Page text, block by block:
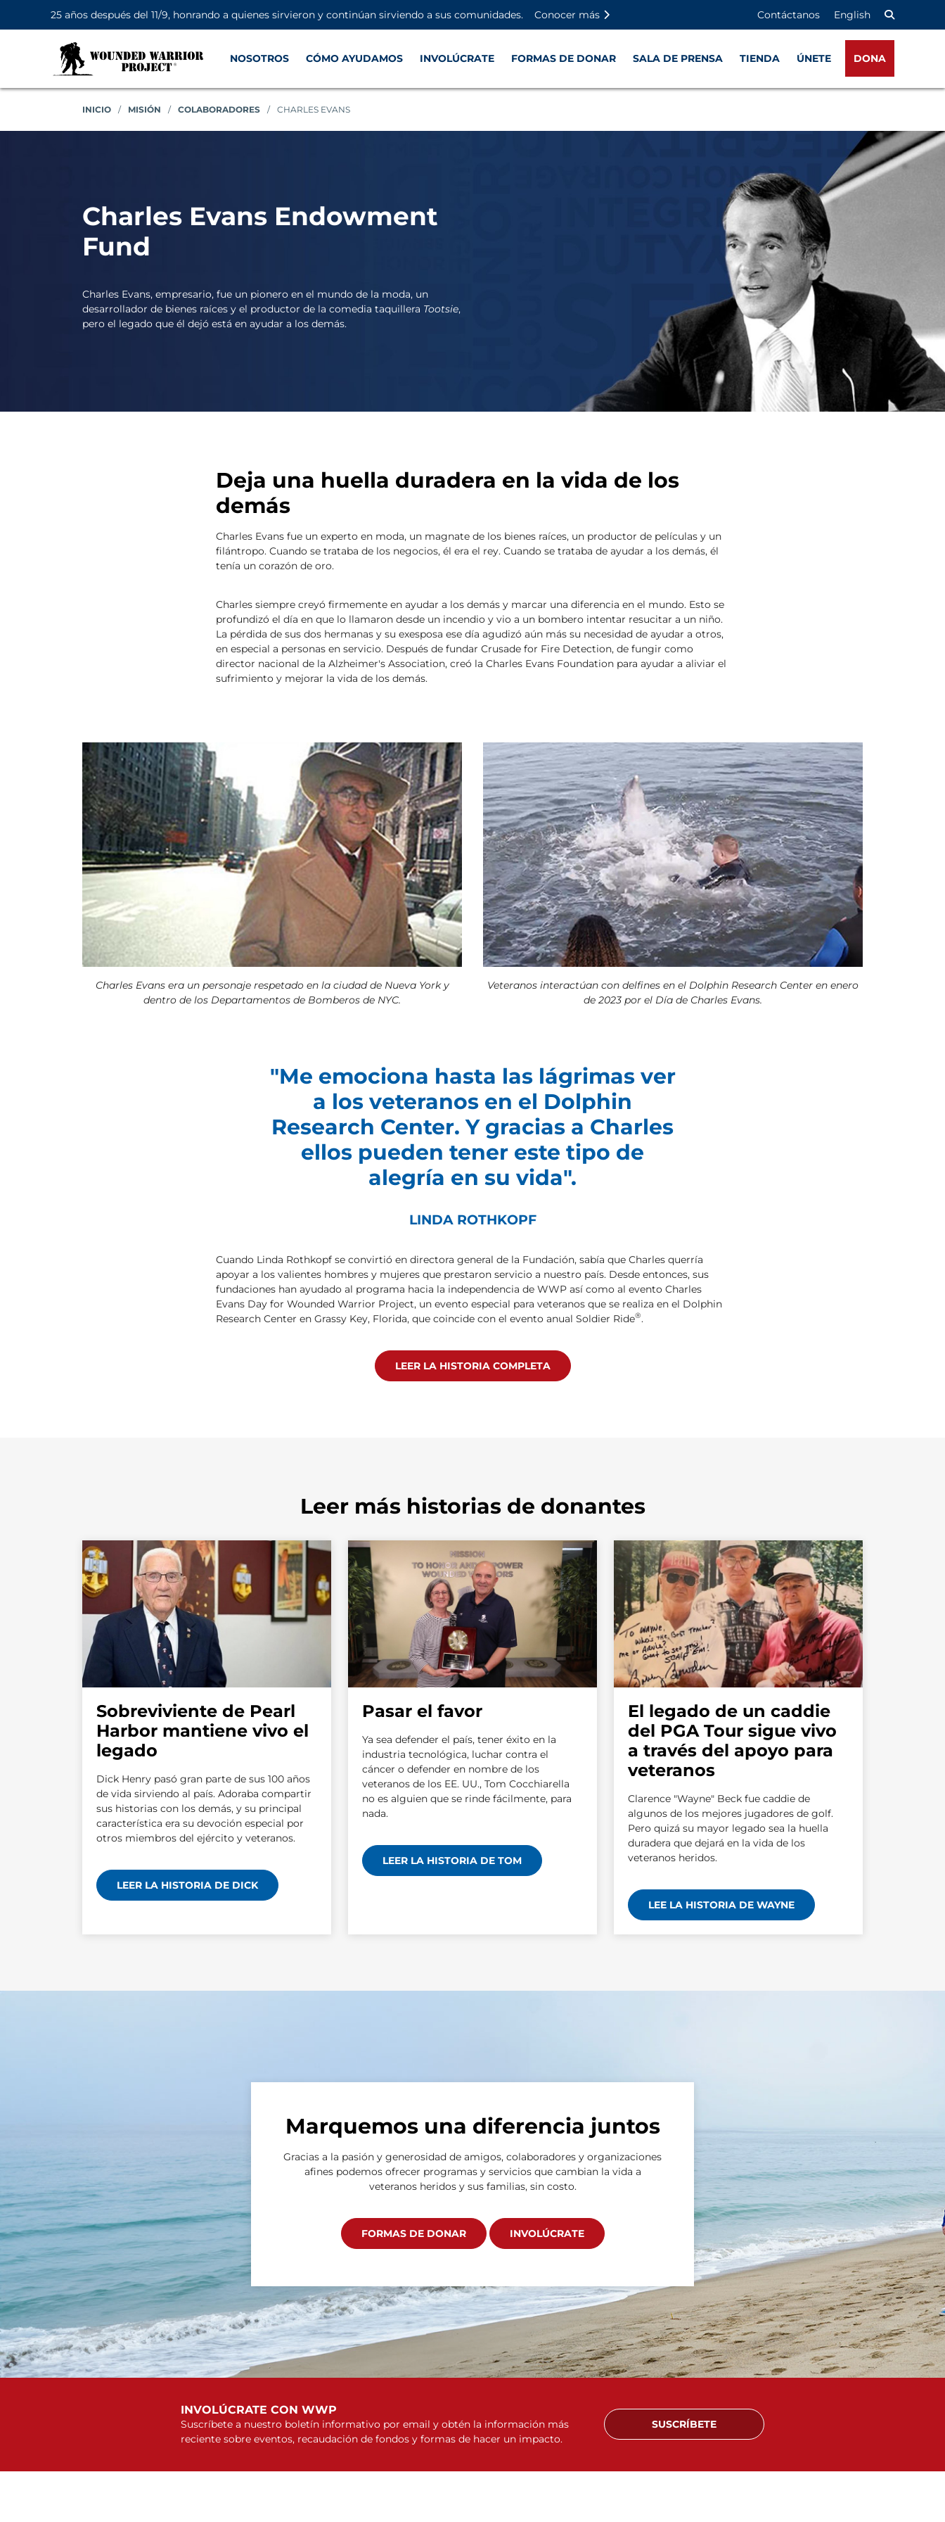
25 años después del 11/9, honrando a quienes sirvieron y continúan sirviendo a sus comunidades.
Conocer más Contáctanos English
NOSOTROS CÓMO AYUDAMOS INVOLÚCRATE FORMAS DE DONAR SALA DE PRENSA TIENDA ÚNETE DONA
INICIO / MISIÓN / COLABORADORES / CHARLES EVANS
Charles Evans Endowment
Fund
Charles Evans, empresario, fue un pionero en el mundo de la moda, un
desarrollador de bienes raíces y el productor de la comedia taquillera Tootsie,
pero el legado que él dejó está en ayudar a los demás.
Deja una huella duradera en la vida de los
demás
Charles Evans fue un experto en moda, un magnate de los bienes raíces, un productor de películas y un
filántropo. Cuando se trataba de los negocios, él era el rey. Cuando se trataba de ayudar a los demás, él
tenía un corazón de oro.
Charles siempre creyó firmemente en ayudar a los demás y marcar una diferencia en el mundo. Esto se
profundizó el día en que lo llamaron desde un incendio y vio a un bombero intentar resucitar a un niño.
La pérdida de sus dos hermanas y su exesposa ese día agudizó aún más su necesidad de ayudar a otros,
en especial a personas en servicio. Después de fundar Crusade for Fire Detection, de fungir como
director nacional de la Alzheimer's Association, creó la Charles Evans Foundation para ayudar a aliviar el
sufrimiento y mejorar la vida de los demás.
Charles Evans era un personaje respetado en la ciudad de Nueva York y
dentro de los Departamentos de Bomberos de NYC.
Veteranos interactúan con delfines en el Dolphin Research Center en enero
de 2023 por el Día de Charles Evans.
"Me emociona hasta las lágrimas ver
a los veteranos en el Dolphin
Research Center. Y gracias a Charles
ellos pueden tener este tipo de
alegría en su vida".
LINDA ROTHKOPF
Cuando Linda Rothkopf se convirtió en directora general de la Fundación, sabía que Charles querría
apoyar a los valientes hombres y mujeres que prestaron servicio a nuestro país. Desde entonces, sus
fundaciones han ayudado al programa hacia la independencia de WWP así como al evento Charles
Evans Day for Wounded Warrior Project, un evento especial para veteranos que se realiza en el Dolphin
Research Center en Grassy Key, Florida, que coincide con el evento anual Soldier Ride®.
LEER LA HISTORIA COMPLETA
Leer más historias de donantes
Sobreviviente de Pearl
Harbor mantiene vivo el
legado
Dick Henry pasó gran parte de sus 100 años
de vida sirviendo al país. Adoraba compartir
sus historias con los demás, y su principal
característica era su devoción especial por
otros miembros del ejército y veteranos.
LEER LA HISTORIA DE DICK
Pasar el favor
Ya sea defender el país, tener éxito en la
industria tecnológica, luchar contra el
cáncer o defender en nombre de los
veteranos de los EE. UU., Tom Cocchiarella
no es alguien que se rinde fácilmente, para
nada.
LEER LA HISTORIA DE TOM
El legado de un caddie
del PGA Tour sigue vivo
a través del apoyo para
veteranos
Clarence "Wayne" Beck fue caddie de
algunos de los mejores jugadores de golf.
Pero quizá su mayor legado sea la huella
duradera que dejará en la vida de los
veteranos heridos.
LEE LA HISTORIA DE WAYNE
Marquemos una diferencia juntos
Gracias a la pasión y generosidad de amigos, colaboradores y organizaciones
afines podemos ofrecer programas y servicios que cambian la vida a
veteranos heridos y sus familias, sin costo.
FORMAS DE DONAR INVOLÚCRATE
INVOLÚCRATE CON WWP
Suscríbete a nuestro boletín informativo por email y obtén la información más
reciente sobre eventos, recaudación de fondos y formas de hacer un impacto.
SUSCRÍBETE